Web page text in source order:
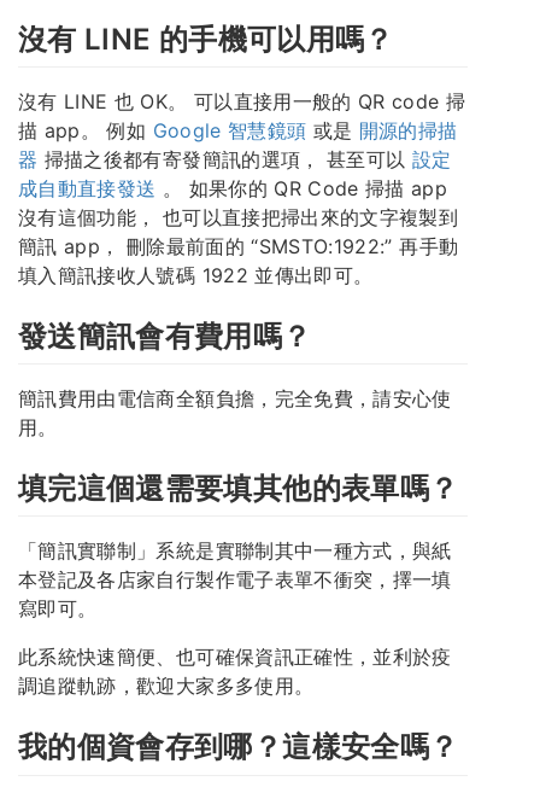
沒有 LINE 的手機可以用嗎？
沒有 LINE 也 OK。 可以直接用一般的 QR code 掃
描 app。 例如 Google 智慧鏡頭 或是 開源的掃描
器 掃描之後都有寄發簡訊的選項， 甚至可以 設定
成自動直接發送 。 如果你的 QR Code 掃描 app
沒有這個功能， 也可以直接把掃出來的文字複製到
簡訊 app， 刪除最前面的 “SMSTO:1922:” 再手動
填入簡訊接收人號碼 1922 並傳出即可。
發送簡訊會有費用嗎？
簡訊費用由電信商全額負擔，完全免費，請安心使
用。
填完這個還需要填其他的表單嗎？
「簡訊實聯制」系統是實聯制其中一種方式，與紙
本登記及各店家自行製作電子表單不衝突，擇一填
寫即可。
此系統快速簡便、也可確保資訊正確性，並利於疫
調追蹤軌跡，歡迎大家多多使用。
我的個資會存到哪？這樣安全嗎？